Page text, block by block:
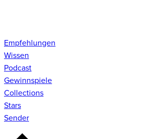
Empfehlungen
Wissen
Podcast
Gewinnspiele
Collections
Stars
Sender